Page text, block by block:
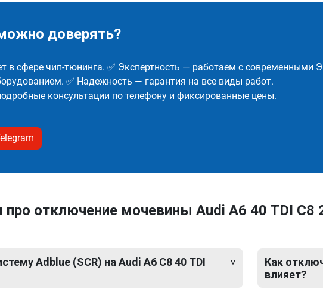
доверять?
в сфере чип-тюнинга. ✅ Экспертность — работаем с современными
✅ Надежность — гарантия на все виды работ.
консультации по телефону и фиксированные цены.
отключение мочевины Audi A6 40 TDI C8
Adblue (SCR) на Audi A6 C8 40 TDI
Как
влияет?